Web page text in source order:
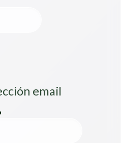
email
email